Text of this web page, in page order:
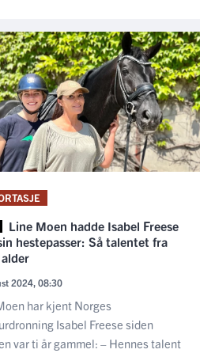
Line Moen hadde Isabel Freese
hestepasser: Så talentet fra
2024, 08:30
har kjent Norges
Isabel Freese siden
var ti år gammel: – Hennes talent